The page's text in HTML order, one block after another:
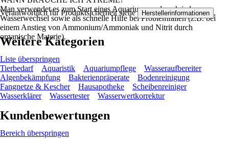
Man verwendet es zum Start eines Aquariums und nach jedem
Wasserwechsel sowie als schnelle Hilfe bei Problemfällen (z.B. bei
einem Anstieg von Ammonium/Ammoniak und Nitrit durch
organische Materie).
Verantwortlich für Produktsicherheit siehe Herstellerinformationen .
Weitere Kategorien
Liste überspringen
Tierbedarf
Aquaristik Aquariumpflege
Wasseraufbereiter
Algenbekämpfung
Bakterienpräperate
Bodenreinigung
Fangnetze & Kescher
Hausapotheke
Scheibenreiniger
Wasserklärer
Wassertester Wasserwertkorrektur
Kundenbewertungen
Bereich überspringen